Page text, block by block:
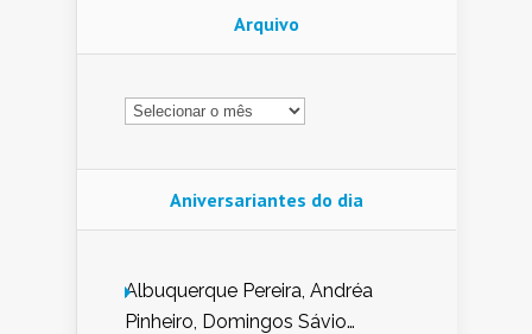
Arquivo
Arquivo
Aniversariantes do dia
Albuquerque Pereira, Andréa
Pinheiro, Domingos Sávio